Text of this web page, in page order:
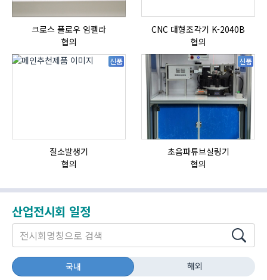
크로스 플로우 임펠라
협의
CNC 대형조각기 K-2040B
협의
신품
질소발생기
협의
신품
초음파튜브실링기
협의
산업전시회 일정
국내 해외